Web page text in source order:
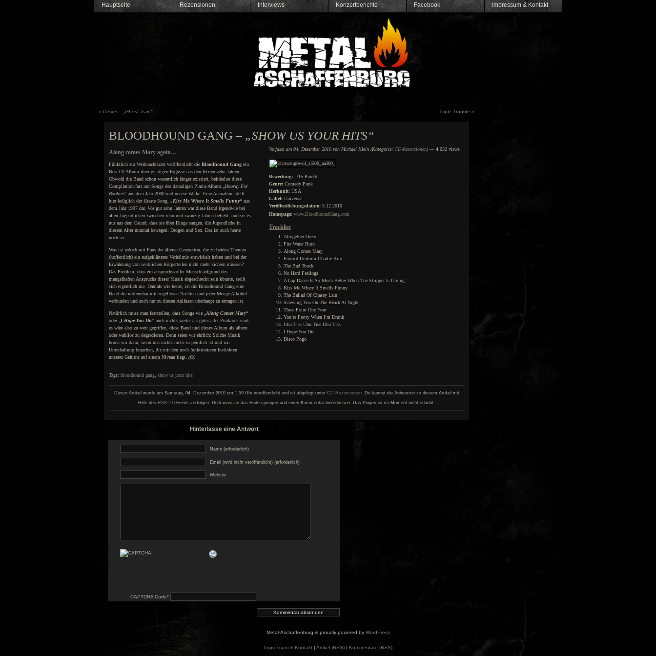
Hauptseite Rezensionen Interviews Konzertberichte Facebook Impressum & Kontakt
« Cervet – „Ghost Train“ Triple Trouble »
BLOODHOUND GANG – „SHOW US YOUR HITS“
Verfasst am 04. Dezember 2010 von Michael Klein (Kategorie: CD-Rezensionen)— 4.032 views
Along comes Mary again…
Pünktlich zur Weihnachtszeit veröffentlicht die Bloodhound Gang ein
Best-Of-Album ihrer geistigen Ergüsse aus den letzten zehn Jahren.
Obwohl die Band schon wesentlich länger existiert, beinhaltet diese
Compilation fast nur Songs des damaligen Platin-Album „ Hooray For
Boobies“ aus dem Jahr 2000 und neuere Werke. Eine Ausnahme stellt
hier lediglich der älteste Song, „Kiss Me Where It Smells Funny“ aus
dem Jahr 1997 dar. Vor gut zehn Jahren war diese Band irgendwie bei
allen Jugendlichen zwischen zehn und zwanzig Jahren beliebt, und sei es
nur aus dem Grund, dass sie über Dinge sangen, die Jugendliche in
diesem Alter nunmal bewegen: Drogen und Sex. Das ist auch heute
noch so.
Was ist jedoch mit Fans der älteren Generation, die zu beiden Themen
(hoffentlich) ein aufgeklärteres Verhältnis entwickelt haben und bei der
Erwähnung von weiblichen Körperteilen nicht mehr kichern müssen?
Das Problem, dass ein anspruchsvoller Mensch aufgrund des
mangelhaften Anspruchs dieser Musik abgeschreckt sein könnte, stellt
sich eigentlich nie. Damals wie heute, ist die Bloodhound Gang eine
Band die untrennbar mit zügellosen Nächten und jeder Menge Alkohol
verbunden und auch nur zu diesen Anlässen überhaupt zu ertragen ist.
Natürlich muss man feststellen, dass Songs wie „ Along Comes Mary“
oder „ I Hope You Die“ auch nichts weiter als guter alter Punkrock sind,
es wäre also zu weit gegriffen, diese Band und dieses Album als albern
oder wahllos zu degradieren. Denn seien wir ehrlich: Solche Musik
hören wir dann, wenn uns nichts mehr zu peinlich ist und wir
Unterhaltung brauchen, die mit den noch funktionieren Instinkten
unseres Gehirns auf einem Niveau liegt. (fb)
Bewertung:–/15 Punkte
Genre:Comedy Punk
Herkunft:USA
Label:Universal
Veröffentlichungsdatum:3.12.2010
Homepage: www.BloodhoundGang.com
Tracklist
Altogether Ooky
Fire Water Burn
Along Comes Mary
Foxtrot Uniform Charlie Kilo
The Bad Touch
No Hard Feelings
A Lap Dance Is So Much Better When The Stripper Is Crying
Kiss Me Where It Smells Funny
The Ballad Of Chasey Lain
Screwing You On The Beach At Night
Three Point One Four
You’re Pretty When I’m Drunk
Uhn Tiss Uhn Tiss Uhn Tiss
I Hope You Die
Disco Pogo
Tags: bloodhound gang show us your hits
Dieser Artikel wurde am Samstag, 04. Dezember 2010 um 1:59 Uhr veröffentlicht und ist abgelegt unter CD-Rezensionen. Du kannst die Antworten zu diesem Artikel mit
Hilfe des RSS 2.0 Feeds verfolgen. Du kannst an das Ende springen und einen Kommentar hinterlassen. Das Pingen ist im Moment nicht erlaubt.
Hinterlasse eine Antwort
Name (erforderlich)
Email (wird nicht veröffentlicht) (erforderlich)
Website
CAPTCHA Code*
Metal-Aschaffenburg is proudly powered by WordPress
Impressum & Kontakt| Artikel (RSS)| Kommentare (RSS)